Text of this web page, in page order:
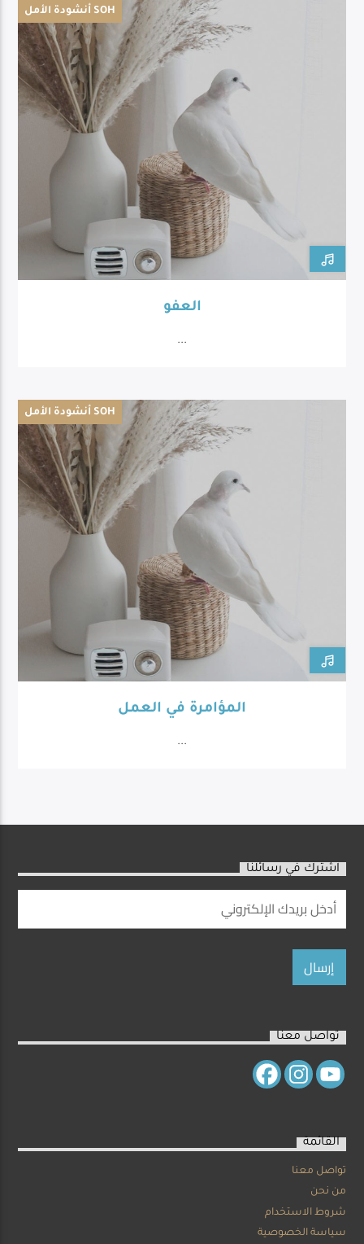
أنشودة الأمل SOH
العفو
...
أنشودة الأمل SOH
المؤامرة في العمل
...
اشترك في رسائلنا
تواصل معنا
القائمة
تواصل معنا
من نحن
شروط الاستخدام
سياسة الخصوصية